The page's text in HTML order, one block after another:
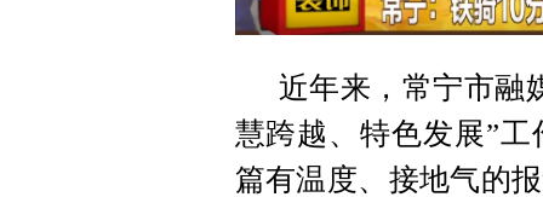
近年来，常宁市融
慧跨越、特色发展”
篇有温度、接地气的